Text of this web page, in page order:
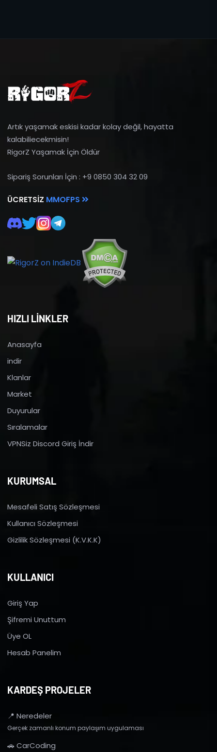
Artık yaşamak eskisi kadar kolay değil, hayatta
kalabiliecekmisin!
RigorZ Yaşamak İçin Öldür
Sipariş Sorunları İçin : +9 0850 304 32 09
ÜCRETSIZ MMOFPS
HIZLI LİNKLER
Anasayfa
indir
Klanlar
Market
Duyurular
Sıralamalar
VPNSiz Discord Giriş İndir
KURUMSAL
Mesafeli Satış Sözleşmesi
Kullanıcı Sözleşmesi
Gizlilik Sözleşmesi (K.V.K.K)
KULLANICI
Giriş Yap
Şifremi Unuttum
Üye OL
Hesab Panelim
KARDEŞ PROJELER
📍 Neredeler
Gerçek zamanlı konum paylaşım uygulaması
🚗 CarCoding